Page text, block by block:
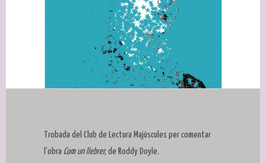
Trobada del Club de Lectura Majúscules per comentar
l'obra Com un llebrer, de Roddy Doyle.